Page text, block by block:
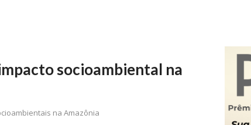
socioambiental na
na Amazônia